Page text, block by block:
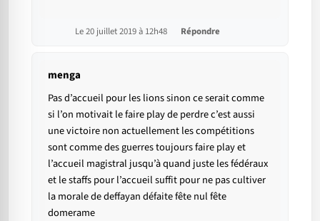
Le 20 juillet 2019 à 12h48 Répondre
menga
Pas d’accueil pour les lions sinon ce serait comme
si l’on motivait le faire play de perdre c’est aussi
une victoire non actuellement les compétitions
sont comme des guerres toujours faire play et
l’accueil magistral jusqu’à quand juste les fédéraux
et le staffs pour l’accueil suffit pour ne pas cultiver
la morale de deffayan défaite fête nul fête
domerame